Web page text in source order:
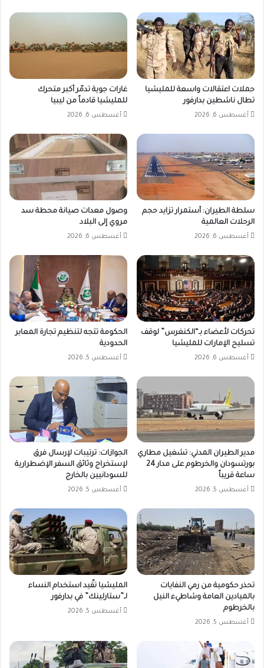
حملات اعتقالات واسعة للمليشيا
تطال ناشطين بدارفور
أغسطس 6, 2026
غارات جوية تدمّر أكبر متحرك
للمليشيا قادماً من ليبيا
أغسطس 6, 2026
سلطة الطيران: أستمرار تزايد حجم
الرحلات العالمية
أغسطس 6, 2026
وصول معدات صيانة محطة سد
مروي إلى البلاد
أغسطس 6, 2026
تحركات لأعضاء بـ“الكنغرس” لوقف
تسليح الإمارات للمليشيا
أغسطس 6, 2026
الحكومة تتجه لتنظيم تجارة المعابر
الحدودية
أغسطس 5, 2026
مدير الطيران المدني: تشغيل مطاري
بورتسودان والخرطوم على مدار 24
ساعة قريباً
أغسطس 5, 2026
الجوازات: ترتيبات لإرسال فرق
لإستخراج وثائق السفر الإضطرارية
للسودانيين بالخارج
أغسطس 5, 2026
تحذر حكومية من رمي النفايات
بالميادين العامة وشاطيء النيل
بالخرطوم
أغسطس 5, 2026
المليشيا تقّيد استخدام النساء
لـ”ستارلينك” في بدارفور
أغسطس 5, 2026